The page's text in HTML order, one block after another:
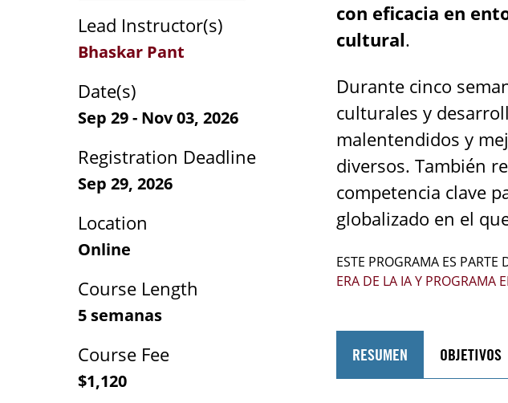
Lead Instructor(s)
Bhaskar Pant
Date(s)
Sep 29 - Nov 03, 2026
Registration Deadline
Sep 29, 2026
Location
Online
Course Length
5 semanas
Course Fee
$1,120
con eficacia en
cultural.
Durante cinco
culturales y
malentendidos y
diversos. También
competencia clave
globalizado en el
ESTE PROGRAMA ES PARTE
ERA DE LA IA Y PROGRAMA
RESUMEN OBJETIVOS